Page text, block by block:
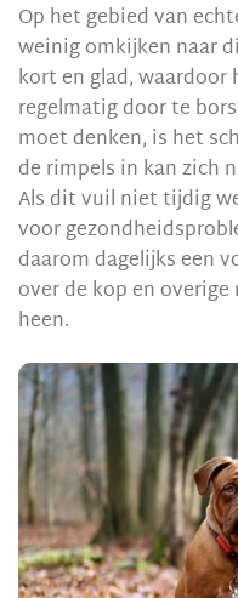
Op het gebied van
weinig omkijken naar
kort en glad,
regelmatig door te
moet denken, is het
de rimpels in kan zich
Als dit vuil niet tijdig
voor
daarom dagelijks een
over de kop en
heen.